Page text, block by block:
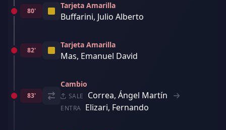
80'
Tarjeta Amarilla
Buffarini, Julio Alberto
82'
Tarjeta Amarilla
Mas, Emanuel David
83'
Cambio
SALE Correa, Ángel Martín
ENTRA Elizari, Fernando